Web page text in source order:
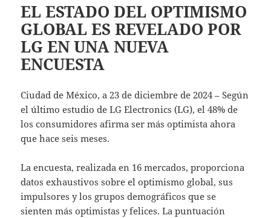
EL ESTADO DEL OPTIMISMO
GLOBAL ES REVELADO POR
LG EN UNA NUEVA
ENCUESTA
Ciudad de México, a 23 de diciembre de 2024 – Según
el último estudio de LG Electronics (LG), el 48% de
los consumidores afirma ser más optimista ahora
que hace seis meses.
La encuesta, realizada en 16 mercados, proporciona
datos exhaustivos sobre el optimismo global, sus
impulsores y los grupos demográficos que se
sienten más optimistas y felices. La puntuación